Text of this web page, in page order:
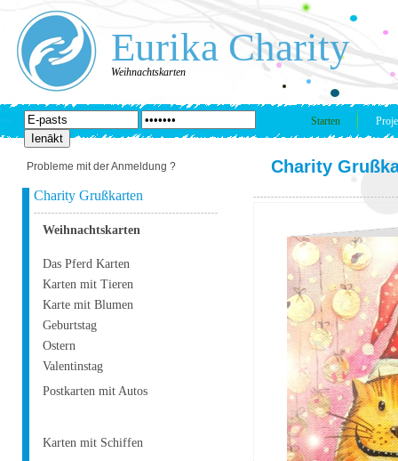
Eurika Charity
Weihnachtskarten
Starten
Probleme mit der Anmeldung ?
Charity Grußkarten
Weihnachtskarten
Das Pferd Karten
Karten mit Tieren
Karte mit Blumen
Geburtstag
Ostern
Valentinstag
Postkarten mit Autos
Karten mit Schiffen
Charity